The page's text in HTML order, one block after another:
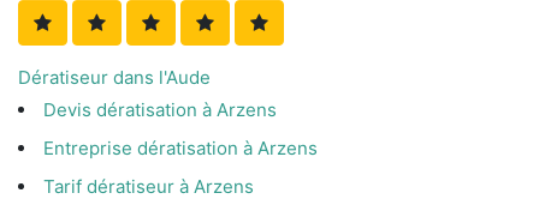
Dératiseur dans l'Aude
Devis dératisation à Arzens
Entreprise dératisation à Arzens
Tarif dératiseur à Arzens